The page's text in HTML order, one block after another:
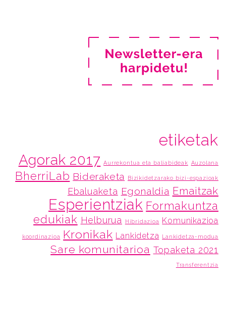
etiketak
Agorak 2017 Aurrekontua eta baliabideak Auzolana
BherriLab Bideraketa Bizikidetzarako bizi-espazioak
Ebaluaketa Egonaldia Emaitzak
Esperientziak Formakuntza
edukiak Helburua Hibridazioa Komunikazioa
koordinazioa Kronikak Lankidetza Lankidetza-modua
Sare komunitarioa Topaketa 2021
Transferentzia